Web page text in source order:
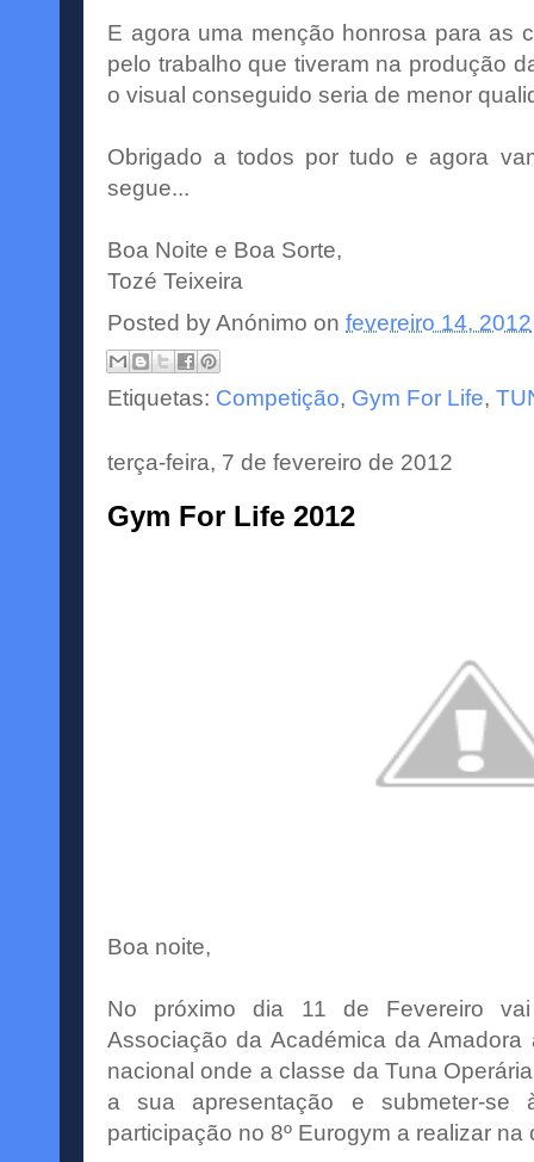
E agora uma menção honrosa para as
pelo trabalho que tiveram na produção
o visual conseguido seria de menor
Obrigado a todos por tudo e agora
segue...
Boa Noite e Boa Sorte,
Tozé Teixeira
Posted byAnónimo on fevereiro 14, 2012
Etiquetas: Competição, Gym For Life,
terça-feira, 7 de fevereiro de 2012
Gym For Life 2012
Boa noite,
No próximo dia 11 de Fevereiro
Associação da Académica da
nacional onde a classe da Tuna
a sua apresentação e submeter-
participação no 8º Eurogym a realizar na